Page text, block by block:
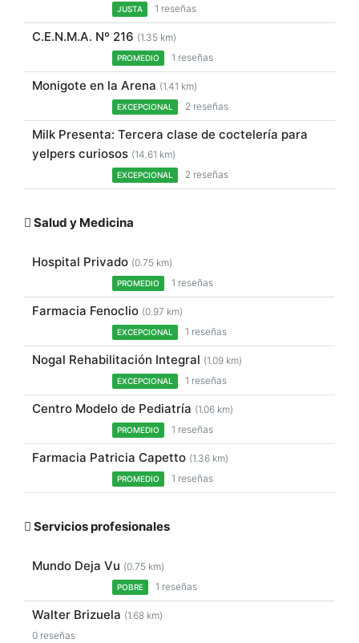
JUSTA 1 reseñas
C.E.N.M.A. Nº 216 (1.35 km)
PROMEDIO 1 reseñas
Monigote en la Arena (1.41 km)
EXCEPCIONAL 2 reseñas
Milk Presenta: Tercera clase de coctelería para
yelpers curiosos (14.61 km)
EXCEPCIONAL 2 reseñas
Salud y Medicina
Hospital Privado (0.75 km)
PROMEDIO 1 reseñas
Farmacia Fenoclio (0.97 km)
EXCEPCIONAL 1 reseñas
Nogal Rehabilitación Integral (1.09 km)
EXCEPCIONAL 1 reseñas
Centro Modelo de Pediatría (1.06 km)
PROMEDIO 1 reseñas
Farmacia Patricia Capetto (1.36 km)
PROMEDIO 1 reseñas
Servicios profesionales
Mundo Deja Vu (0.75 km)
POBRE 1 reseñas
Walter Brizuela (1.68 km)
0 reseñas